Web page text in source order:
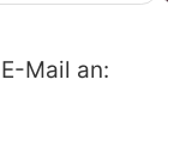
Mail an: